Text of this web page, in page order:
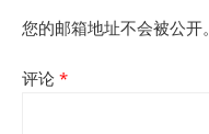
您的邮箱地址不会被公开。
评论 *